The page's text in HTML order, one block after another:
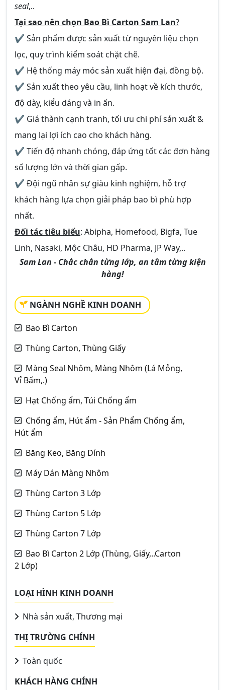
seal,..
Tại sao nên chọn Bao Bì Carton Sam Lan?
✔ Sản phẩm được sản xuất từ nguyên liệu chọn
lọc, quy trình kiểm soát chặt chẽ.
✔ Hệ thống máy móc sản xuất hiện đại, đồng bộ.
✔ Sản xuất theo yêu cầu, linh hoạt về kích thước,
độ dày, kiểu dáng và in ấn.
✔ Giá thành cạnh tranh, tối ưu chi phí sản xuất &
mang lại lợi ích cao cho khách hàng.
✔ Tiến độ nhanh chóng, đáp ứng tốt các đơn hàng
số lượng lớn và thời gian gấp.
✔ Đội ngũ nhân sự giàu kinh nghiệm, hỗ trợ
khách hàng lựa chọn giải pháp bao bì phù hợp
nhất.
Đối tác tiêu biểu: Abipha, Homefood, Bigfa, Tue
Linh, Nasaki, Mộc Châu, HD Pharma, JP Way,..
Sam Lan - Chắc chắn từng lớp, an tâm từng kiện
hàng!
NGÀNH NGHỀ KINH DOANH
Bao Bì Carton
Thùng Carton, Thùng Giấy
Màng Seal Nhôm, Màng Nhôm (Lá Mỏng,
Vỉ Bấm,.)
Hạt Chống ẩm, Túi Chống ẩm
Chống ẩm, Hút ẩm - Sản Phẩm Chống ẩm,
Hút ẩm
Băng Keo, Băng Dính
Máy Dán Màng Nhôm
Thùng Carton 3 Lớp
Thùng Carton 5 Lớp
Thùng Carton 7 Lớp
Bao Bì Carton 2 Lớp (Thùng, Giấy,..Carton
2 Lớp)
LOẠI HÌNH KINH DOANH
Nhà sản xuất, Thương mại
THỊ TRƯỜNG CHÍNH
Toàn quốc
KHÁCH HÀNG CHÍNH